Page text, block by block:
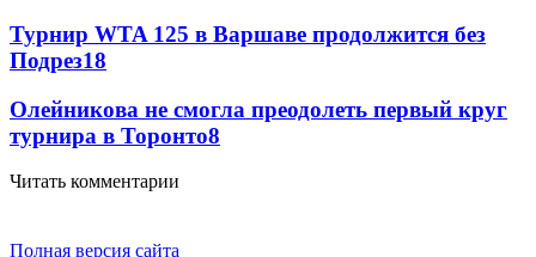
Турнир WTA 125 в Варшаве продолжится без
Подрез18
Олейникова не смогла преодолеть первый круг
турнира в Торонто8
Читать комментарии
Полная версия сайта